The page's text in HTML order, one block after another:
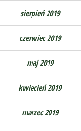
sierpień 2019
czerwiec 2019
maj 2019
kwiecień 2019
marzec 2019